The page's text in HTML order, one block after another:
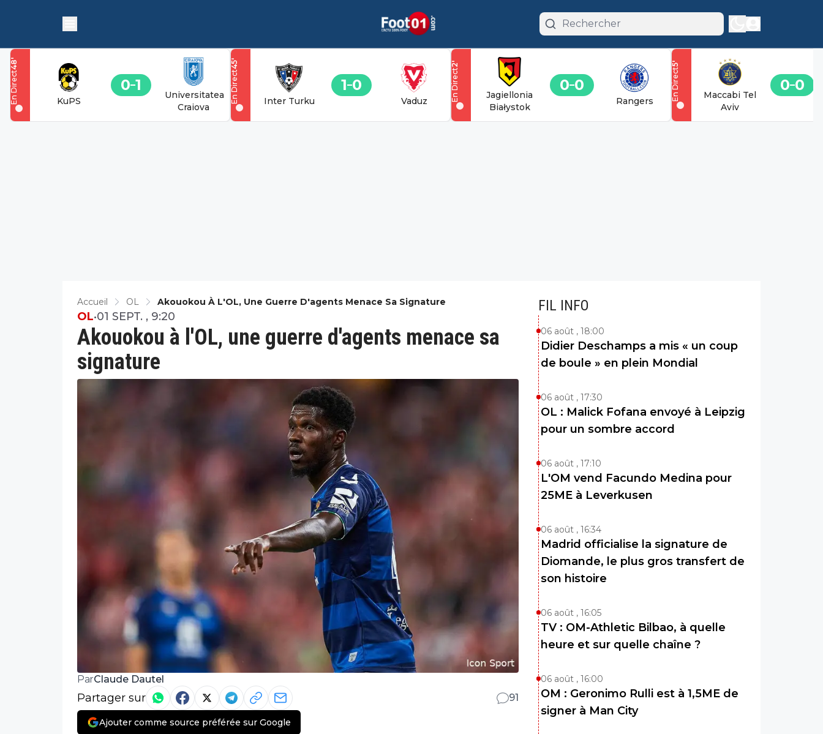
KuPS
0 1
Universitatea
Craiova
48
'
En Direct Inter Turku
1 0
Vaduz
45
'
En Direct
Jagiellonia
Białystok
0 0
Rangers
2
'
En Direct
Maccabi Tel
Aviv
0 0
5
'
En Direct
Accueil OL Akouokou À L'OL, Une Guerre D'agents Menace Sa Signature
Akouokou à l'OL, une guerre d'agents menace sa
signature
OL•01 SEPT. , 9:20
ParClaude Dautel
Partager sur 91
Ajouter comme source préférée sur Google
FIL INFO
06 août , 18:00
Didier Deschamps a mis « un coup
de boule » en plein Mondial
06 août , 17:30
OL : Malick Fofana envoyé à Leipzig
pour un sombre accord
06 août , 17:10
L'OM vend Facundo Medina pour
25ME à Leverkusen
06 août , 16:34
Madrid officialise la signature de
Diomande, le plus gros transfert de
son histoire
06 août , 16:05
TV : OM-Athletic Bilbao, à quelle
heure et sur quelle chaîne ?
06 août , 16:00
OM : Geronimo Rulli est à 1,5ME de
signer à Man City